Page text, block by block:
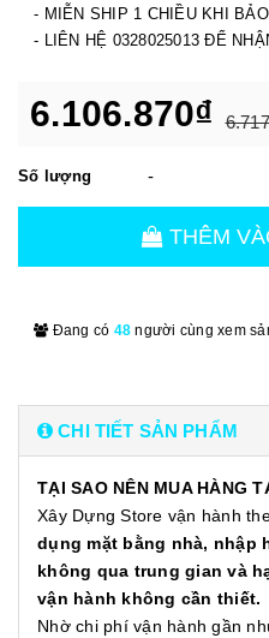
- MIỄN SHIP 1 CHIỀU KHI
- LIÊN HỆ 0328025013 ĐỂ
6.106.870₫
Số lượng -
THÊM
Đang có 48 người cùng xem
CHI TIẾT SẢN PHẨM
TẠI SAO NÊN MUA HÀNG
Xây Dựng Store vận hành
dụng mặt bằng nhà, nhập
không qua trung gian và
vận hành không cần thiết.
Nhờ chi phí vận hành gần